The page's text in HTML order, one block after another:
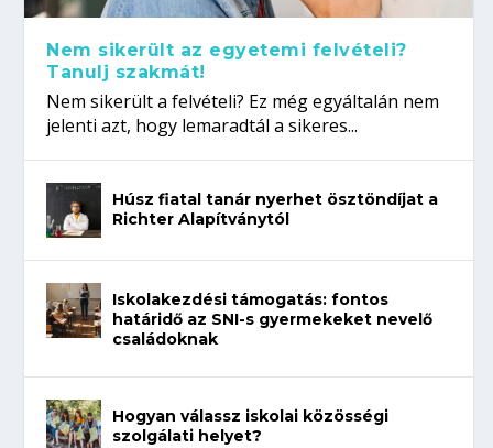
Nem sikerült az egyetemi felvételi?
Tanulj szakmát!
Nem sikerült a felvételi? Ez még egyáltalán nem
jelenti azt, hogy lemaradtál a sikeres...
Húsz fiatal tanár nyerhet ösztöndíjat a
Richter Alapítványtól
Iskolakezdési támogatás: fontos
határidő az SNI-s gyermekeket nevelő
családoknak
Hogyan válassz iskolai közösségi
szolgálati helyet?